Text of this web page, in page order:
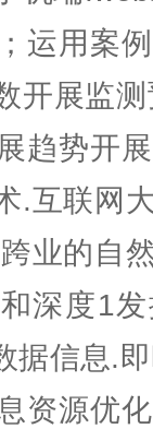
运用案
开展监
趋势开
.互联网
业的自
深度1
据信息.
资源优